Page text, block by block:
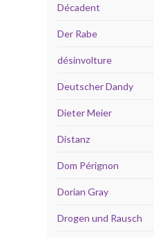
Décadent
Der Rabe
désinvolture
Deutscher Dandy
Dieter Meier
Distanz
Dom Pérignon
Dorian Gray
Drogen und Rausch